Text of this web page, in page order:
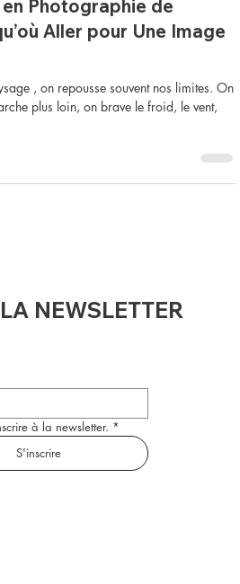
Photographie de
, on repousse souvent nos limites. On
plus loin, on brave le froid, le vent,
à la newsletter. *